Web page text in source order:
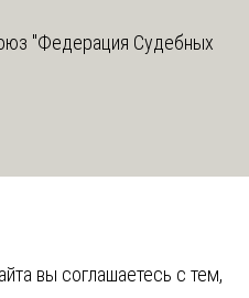
"Федерация Судебных
вы соглашаетесь с тем,